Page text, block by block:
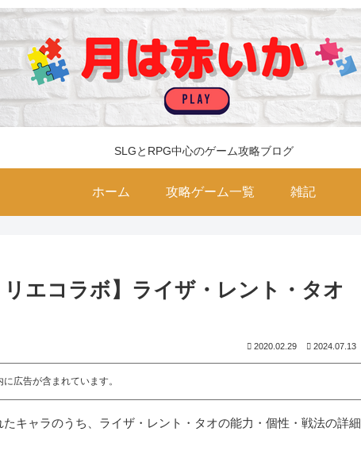
SLGとRPG中心のゲーム攻略ブログ
ホーム 攻略ゲーム一覧 雑記
リエコラボ】ライザ・レント・タオ
2020.02.29 2024.07.13
に広告が含まれています。
キャラのうち、ライザ・レント・タオの能力・個性・戦法の詳細